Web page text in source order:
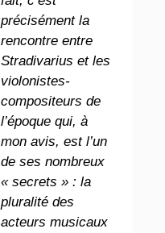
précisément la
rencontre entre
Stradivarius et les
violonistes-
compositeurs de
l’époque qui, à
mon avis, est l’un
de ses nombreux
« secrets » : la
pluralité des
acteurs musicaux